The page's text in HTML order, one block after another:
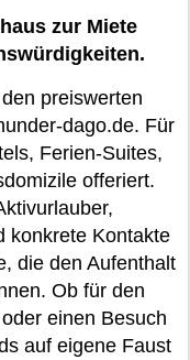
zur Miete
preiswerten
dago.de. Für
Ferien-Suites,
offeriert.
konkrete Kontakte
die den Aufenthalt
Ob für den
einen Besuch
auf eigene Faust